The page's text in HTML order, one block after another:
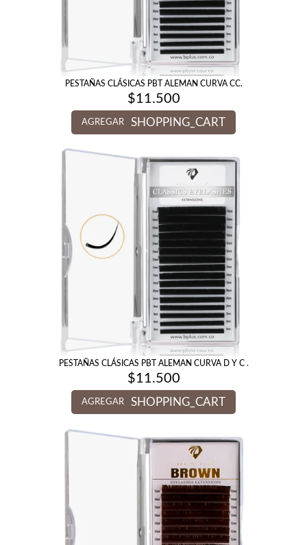
PESTAÑAS CLÁSICAS PBT ALEMAN CURVA CC.
$11.500
AGREGAR SHOPPING_CART
PESTAÑAS CLÁSICAS PBT ALEMAN CURVA D Y C .
$11.500
AGREGAR SHOPPING_CART